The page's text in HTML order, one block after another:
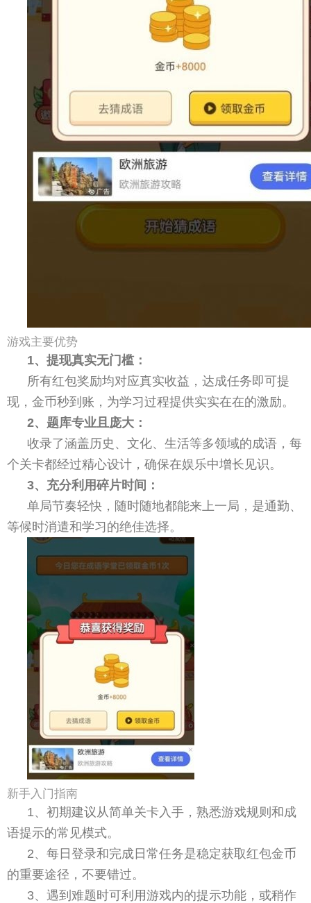
游戏主要优势
1、提现真实无门槛：
所有红包奖励均对应真实收益，达成任务即可提
现，金币秒到账，为学习过程提供实实在在的激励。
2、题库专业且庞大：
收录了涵盖历史、文化、生活等多领域的成语，每
个关卡都经过精心设计，确保在娱乐中增长见识。
3、充分利用碎片时间：
单局节奏轻快，随时随地都能来上一局，是通勤、
等候时消遣和学习的绝佳选择。
新手入门指南
1、初期建议从简单关卡入手，熟悉游戏规则和成
语提示的常见模式。
2、每日登录和完成日常任务是稳定获取红包金币
的重要途径，不要错过。
3、遇到难题时可利用游戏内的提示功能，或稍作